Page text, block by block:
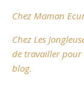
Chez Maman
Chez Les
de travailler pour
blog.